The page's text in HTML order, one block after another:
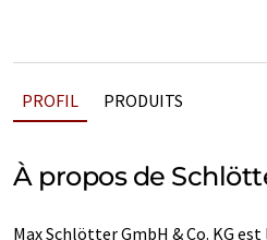
PROFIL PRODUITS
À propos de
Max Schlötter GmbH & Co. KG